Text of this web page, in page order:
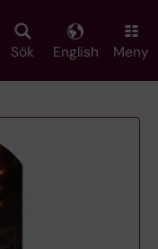
Sök English Meny